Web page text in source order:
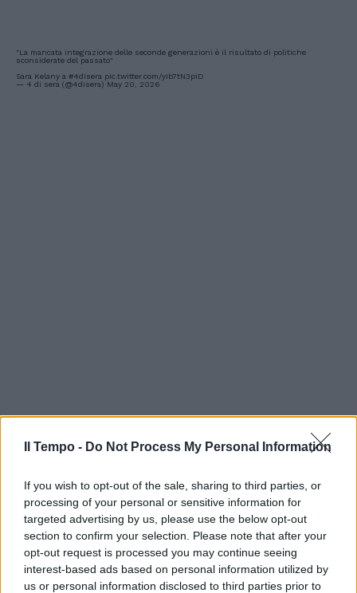
Il Tempo - Do Not Process My Personal Information
If you wish to opt-out of the sale, sharing to third parties, or
processing of your personal or sensitive information for
targeted advertising by us, please use the below opt-out
section to confirm your selection. Please note that after your
opt-out request is processed you may continue seeing
interest-based ads based on personal information utilized by
us or personal information disclosed to third parties prior to
"La mancata integrazione delle seconde generazioni è il risultato di politiche
sconsiderate del passato"
Sara Kelany a #4disera pic.twitter.com/yIb7tN3piD
— 4 di sera (@4disera) May 20, 2026